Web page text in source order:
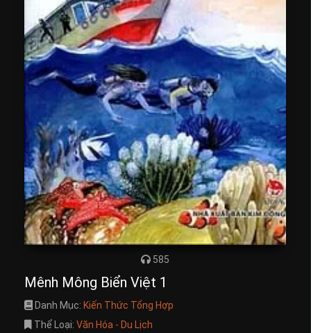
585
Mênh Mông Biển Việt 1
Danh Mục: Kiến Thức Tổng Hợp
Thể Loại: Văn Hóa - Du Lịch